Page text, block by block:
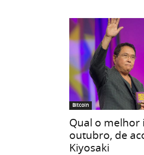
Bitcoin
Qual o melhor
outubro, de
Kiyosaki